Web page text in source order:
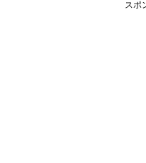
スポ